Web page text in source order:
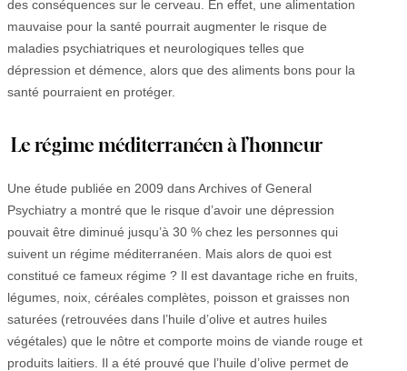
des conséquences sur le cerveau. En effet, une alimentation
mauvaise pour la santé pourrait augmenter le risque de
maladies psychiatriques et neurologiques telles que
dépression et démence, alors que des aliments bons pour la
santé pourraient en protéger.
Le régime méditerranéen à l’honneur
Une étude publiée en 2009 dans Archives of General
Psychiatry a montré que le risque d’avoir une dépression
pouvait être diminué jusqu’à 30 % chez les personnes qui
suivent un régime méditerranéen. Mais alors de quoi est
constitué ce fameux régime ? Il est davantage riche en fruits,
légumes, noix, céréales complètes, poisson et graisses non
saturées (retrouvées dans l’huile d’olive et autres huiles
végétales) que le nôtre et comporte moins de viande rouge et
produits laitiers. Il a été prouvé que l’huile d’olive permet de